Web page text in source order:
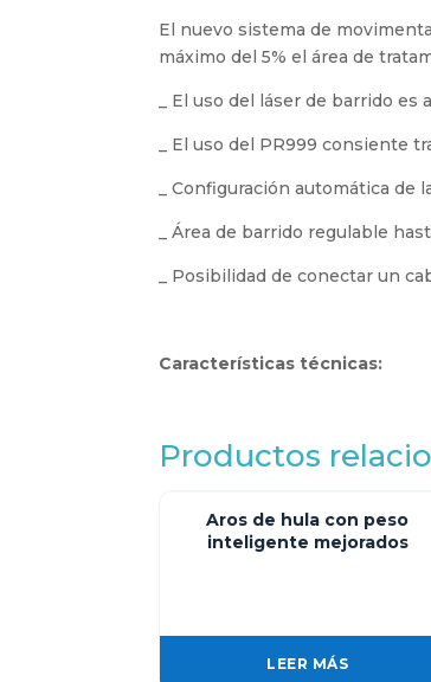
El nuevo sistema de
máximo del 5% el área de
_ El uso del láser de barrido
_ El uso del PR999 consiente
_ Configuración automática
_ Área de barrido regulable
_ Posibilidad de conectar un
Características técnicas:
Productos
Aros de hula con peso
inteligente mejorados
LEER MÁS